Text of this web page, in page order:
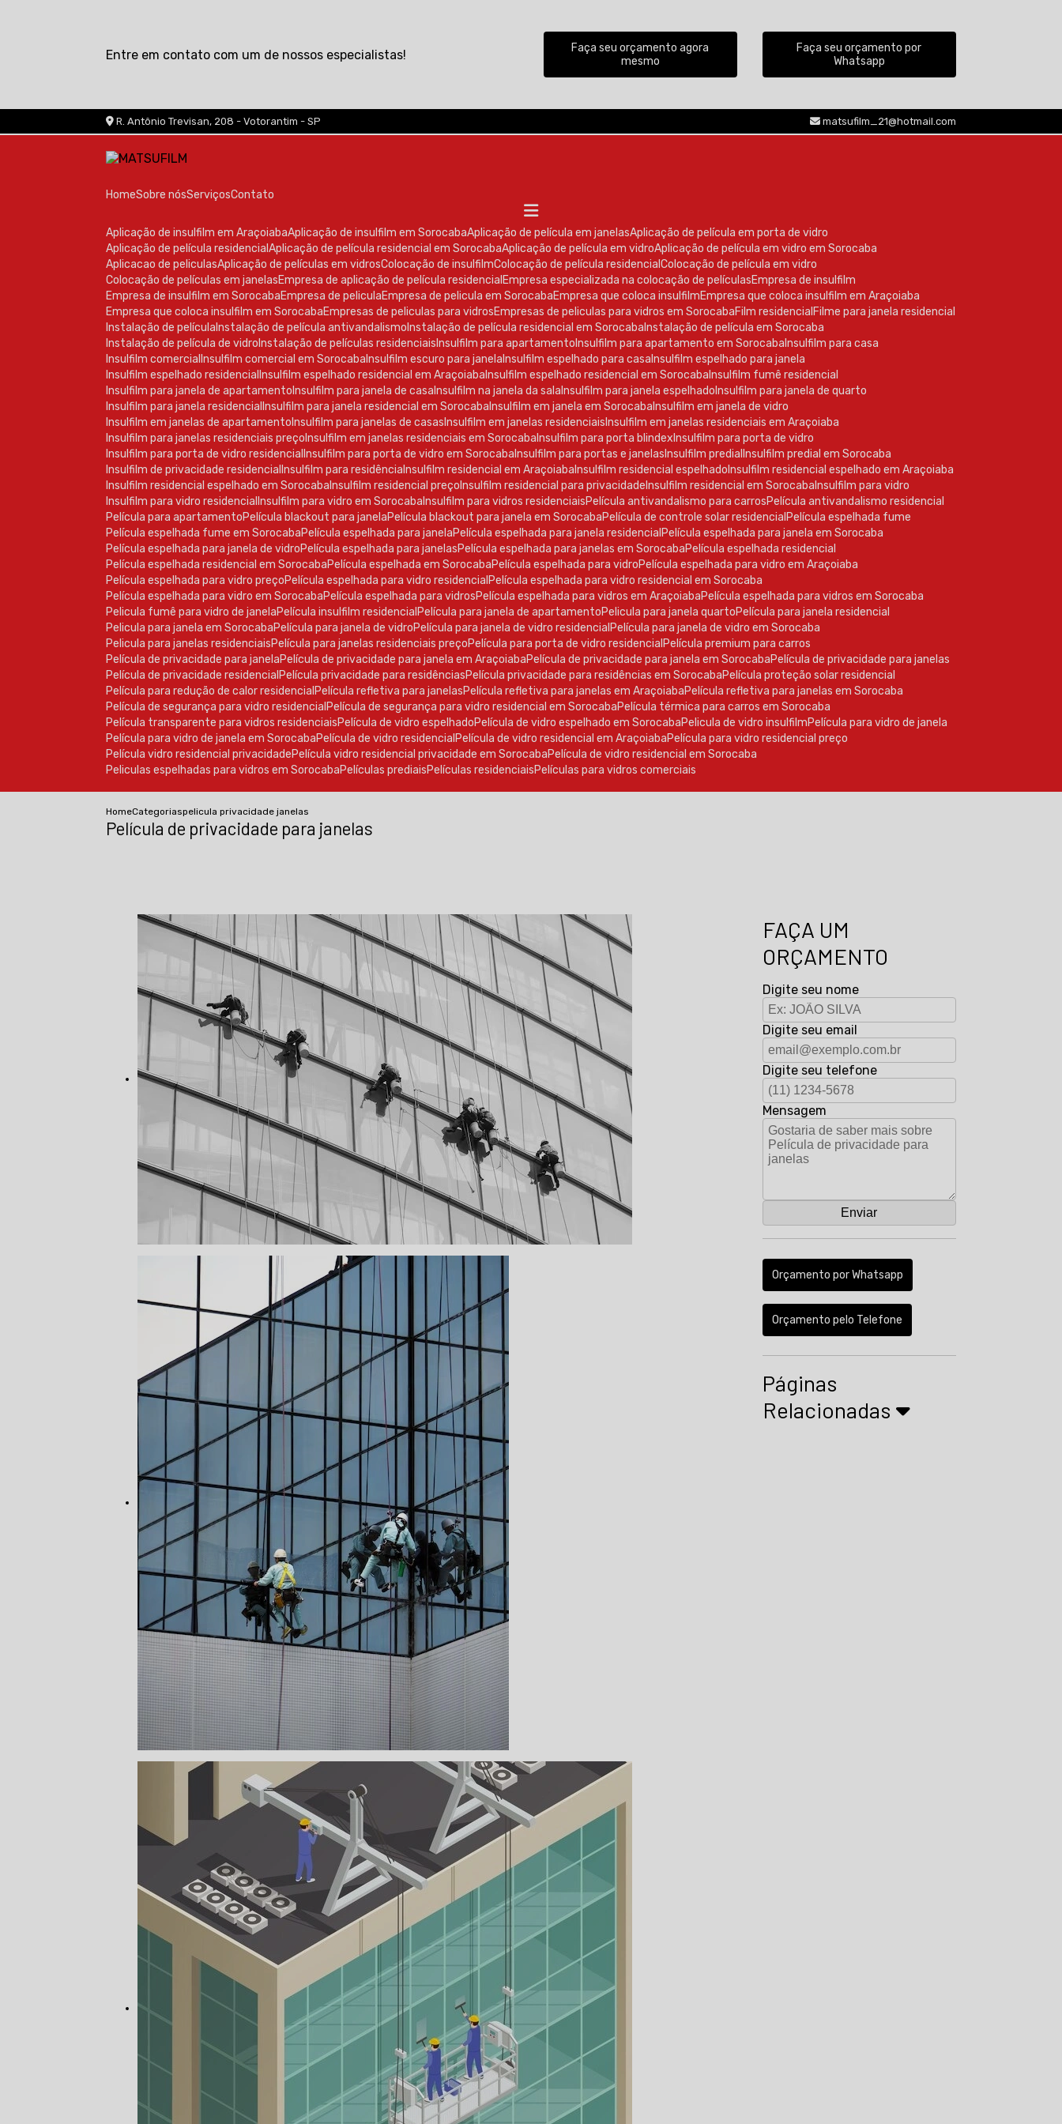
Entre em contato com um de nossos especialistas!
Faça seu orçamento agora
mesmo
Faça seu orçamento por
Whatsapp
R. Antônio Trevisan, 208 - Votorantim - SP matsufilm_21@hotmail.com
Home Sobre nós Serviços Contato
Aplicação de insulfilm em Araçoiaba Aplicação de insulfilm em Sorocaba Aplicação de película em janelas Aplicação de película em porta de vidro
Aplicação de película residencial Aplicação de película residencial em Sorocaba Aplicação de película em vidro Aplicação de película em vidro em Sorocaba
Aplicacao de peliculas Aplicação de películas em vidros Colocação de insulfilm Colocação de película residencial Colocação de película em vidro
Colocação de películas em janelas Empresa de aplicação de película residencial Empresa especializada na colocação de películas Empresa de insulfilm
Empresa de insulfilm em Sorocaba Empresa de pelicula Empresa de pelicula em Sorocaba Empresa que coloca insulfilm Empresa que coloca insulfilm em Araçoiaba
Empresa que coloca insulfilm em Sorocaba Empresas de peliculas para vidros Empresas de peliculas para vidros em Sorocaba Film residencial
Filme para janela residencial
Instalação de película Instalação de película antivandalismo Instalação de película residencial em Sorocaba Instalação de película em Sorocaba
Instalação de película de vidro Instalação de películas residenciais Insulfilm para apartamento Insulfilm para apartamento em Sorocaba Insulfilm para casa
Insulfilm comercial Insulfilm comercial em Sorocaba Insulfilm escuro para janela Insulfilm espelhado para casa Insulfilm espelhado para janela
Insulfilm espelhado residencial Insulfilm espelhado residencial em Araçoiaba Insulfilm espelhado residencial em Sorocaba Insulfilm fumê residencial
Insulfilm para janela de apartamento Insulfilm para janela de casa Insulfilm na janela da sala Insulfilm para janela espelhado Insulfilm para janela de quarto
Insulfilm para janela residencial Insulfilm para janela residencial em Sorocaba Insulfilm em janela em Sorocaba Insulfilm em janela de vidro
Insulfilm em janelas de apartamento Insulfilm para janelas de casas Insulfilm em janelas residenciais Insulfilm em janelas residenciais em Araçoiaba
Insulfilm para janelas residenciais preço Insulfilm em janelas residenciais em Sorocaba Insulfilm para porta blindex Insulfilm para porta de vidro
Insulfilm para porta de vidro residencial Insulfilm para porta de vidro em Sorocaba Insulfilm para portas e janelas Insulfilm predial Insulfilm predial em Sorocaba
Insulfilm de privacidade residencial Insulfilm para residência Insulfilm residencial em Araçoiaba Insulfilm residencial espelhado Insulfilm residencial espelhado em Araçoiaba
Insulfilm residencial espelhado em Sorocaba Insulfilm residencial preço Insulfilm residencial para privacidade Insulfilm residencial em Sorocaba Insulfilm para vidro
Insulfilm para vidro residencial Insulfilm para vidro em Sorocaba Insulfilm para vidros residenciais Película antivandalismo para carros
Película antivandalismo residencial
Película para apartamento
Película blackout para janela Película blackout para janela em Sorocaba Película de controle solar residencial
Película espelhada fume
Película espelhada fume em Sorocaba
Película espelhada para janela Película espelhada para janela residencial
Película espelhada para janela em Sorocaba
Película espelhada para janela de vidro
Película espelhada para janelas Película espelhada para janelas em Sorocaba
Película espelhada residencial
Película espelhada residencial em Sorocaba
Película espelhada em Sorocaba Película espelhada para vidro
Película espelhada para vidro em Araçoiaba
Película espelhada para vidro preço
Película espelhada para vidro residencial
Película espelhada para vidro residencial em Sorocaba
Película espelhada para vidro em Sorocaba
Película espelhada para vidros Película espelhada para vidros em Araçoiaba
Película espelhada para vidros em Sorocaba
Pelicula fumê para vidro de janela
Película insulfilm residencial Película para janela de apartamento Pelicula para janela quarto
Película para janela residencial
Pelicula para janela em Sorocaba
Película para janela de vidro Película para janela de vidro residencial
Película para janela de vidro em Sorocaba
Pelicula para janelas residenciais
Película para janelas residenciais preço Película para porta de vidro residencial
Película premium para carros
Película de privacidade para janela
Película de privacidade para janela em Araçoiaba Película de privacidade para janela em Sorocaba
Película de privacidade para janelas
Película de privacidade residencial
Película privacidade para residências Película privacidade para residências em Sorocaba
Película proteção solar residencial
Película para redução de calor residencial
Película refletiva para janelas Película refletiva para janelas em Araçoiaba
Película refletiva para janelas em Sorocaba
Película de segurança para vidro residencial
Película de segurança para vidro residencial em Sorocaba
Película térmica para carros em Sorocaba
Película transparente para vidros residenciais
Película de vidro espelhado Película de vidro espelhado em Sorocaba Pelicula de vidro insulfilm
Película para vidro de janela
Película para vidro de janela em Sorocaba
Película de vidro residencial Película de vidro residencial em Araçoiaba
Película para vidro residencial preço
Película vidro residencial privacidade
Película vidro residencial privacidade em Sorocaba
Película de vidro residencial em Sorocaba
Peliculas espelhadas para vidros em Sorocaba
Películas prediais Películas residenciais Películas para vidros comerciais
HomeCategoriaspelicula privacidade janelas
Película de privacidade para janelas
FAÇA UM
ORÇAMENTO
Digite seu nome
Digite seu email
Digite seu telefone
Mensagem
Orçamento por Whatsapp
Orçamento pelo Telefone
Páginas
Relacionadas